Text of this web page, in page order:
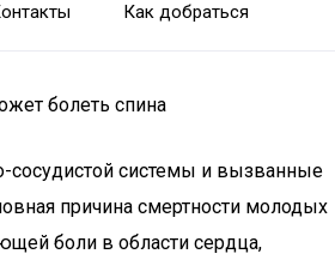
Как добраться
болеть спина
сосудистой системы и вызванные
причина смертности молодых
боли в области сердца,